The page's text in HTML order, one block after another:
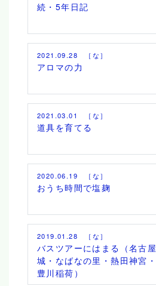
続・5年日記
2021.09.28 ［な］
アロマの力
2021.03.01 ［な］
道具を育てる
2020.06.19 ［な］
おうち時間で塩麹
2019.01.28 ［な］
バスツアーにはまる（名古屋
城・なばなの里・熱田神宮・
豊川稲荷）